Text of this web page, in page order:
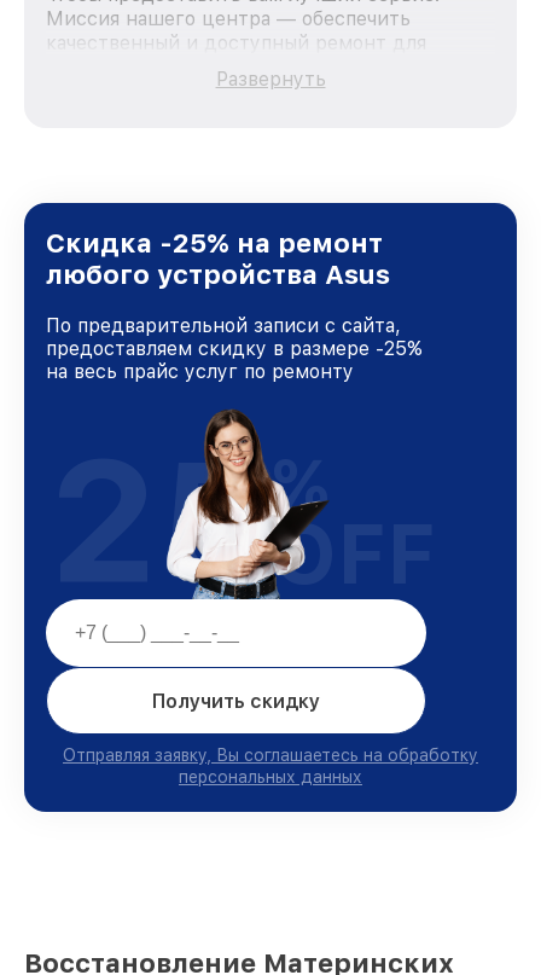
Миссия нашего центра — обеспечить
качественный и доступный ремонт для
каждого пользователя продукции Asus, вне
зависимости от сложности поломки. Мы
и лояльности наших клиентов.
Развернуть
Скидка -25% на ремонт
любого устройства Asus
По предварительной записи с сайта,
предоставляем скидку в размере -25%
на весь прайс услуг по ремонту
Получить скидку
Отправляя заявку, Вы соглашаетесь на обработку
персональных данных
25%
OFF
Восстановление Материнских